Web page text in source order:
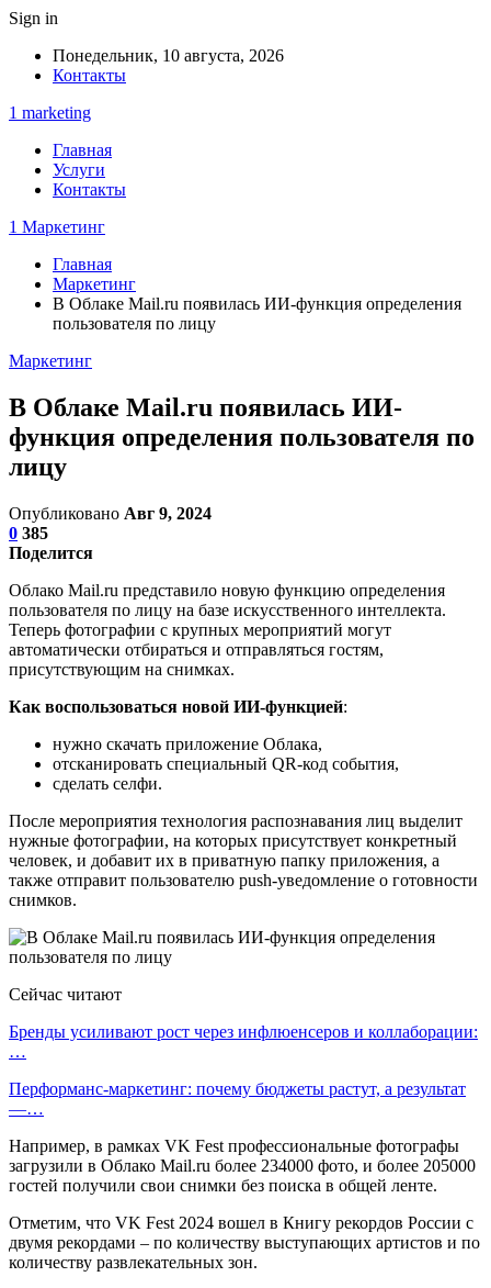
Sign in
Понедельник, 10 августа, 2026
Контакты
1 marketing
Главная
Услуги
Контакты
1 Маркетинг
Главная
Маркетинг
В Облаке Mail.ru появилась ИИ-функция определения
пользователя по лицу
Маркетинг
В Облаке Mail.ru появилась ИИ-
функция определения пользователя по
лицу
Опубликовано Авг 9, 2024
0 385
Поделится
Облако Mail.ru представило новую функцию определения
пользователя по лицу на базе искусственного интеллекта.
Теперь фотографии с крупных мероприятий могут
автоматически отбираться и отправляться гостям,
присутствующим на снимках.
Как воспользоваться новой ИИ-функцией:
нужно скачать приложение Облака,
отсканировать специальный QR-код события,
сделать селфи.
После мероприятия технология распознавания лиц выделит
нужные фотографии, на которых присутствует конкретный
человек, и добавит их в приватную папку приложения, а
также отправит пользователю push-уведомление о готовности
снимков.
Сейчас читают
Бренды усиливают рост через инфлюенсеров и коллаборации:
…
Перформанс-маркетинг: почему бюджеты растут, а результат
—…
Например, в рамках VK Fest профессиональные фотографы
загрузили в Облако Mail.ru более 234000 фото, и более 205000
гостей получили свои снимки без поиска в общей ленте.
Отметим, что VK Fest 2024 вошел в Книгу рекордов России с
двумя рекордами – по количеству выступающих артистов и по
количеству развлекательных зон.